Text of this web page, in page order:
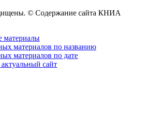
© Содержание сайта КНИА
материалы
материалов по названию
материалов по дате
сайт